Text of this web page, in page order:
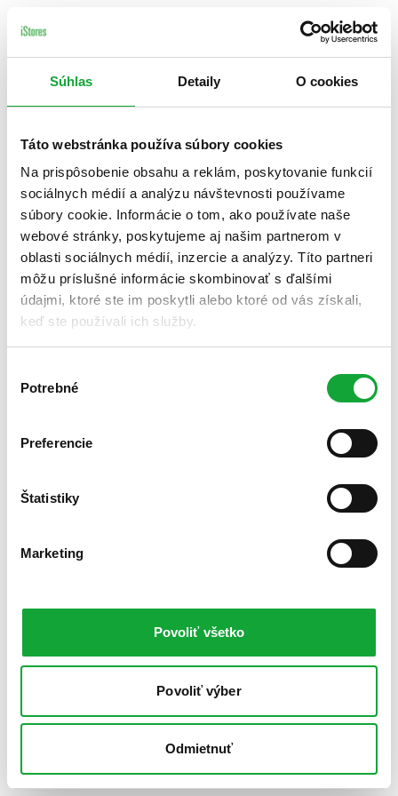
Súhlas Detaily O cookies
Táto webstránka používa súbory cookies
Na prispôsobenie obsahu a reklám, poskytovanie funkcií
sociálnych médií a analýzu návštevnosti používame
súbory cookie. Informácie o tom, ako používate naše
webové stránky, poskytujeme aj našim partnerom v
oblasti sociálnych médií, inzercie a analýzy. Títo partneri
môžu príslušné informácie skombinovať s ďalšími
údajmi, ktoré ste im poskytli alebo ktoré od vás získali,
keď ste používali ich služby.
súhlasu
Potrebné
Preferencie
Štatistiky
Marketing
Povoliť všetko
Povoliť výber
Odmietnuť